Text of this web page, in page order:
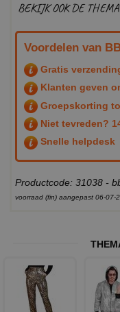
BEKIJK OOK DE
Voordelen van
Gratis
Klanten geven
Groepskorting
Niet tevreden?
Snelle helpdesk
Productcode: 31038 -
voorraad (fin) aangepast 06-07-